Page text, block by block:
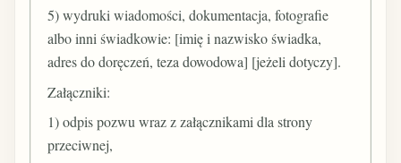
5) wydruki wiadomości, dokumentacja, fotografie
albo inni świadkowie: [imię i nazwisko świadka,
adres do doręczeń, teza dowodowa] [jeżeli dotyczy].
Załączniki:
1) odpis pozwu wraz z załącznikami dla strony
przeciwnej,